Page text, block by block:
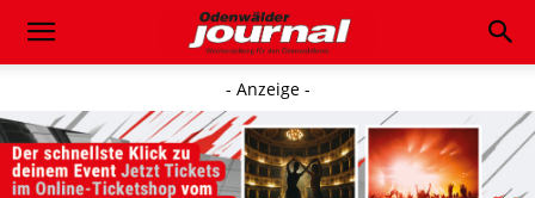
- Anzeige -